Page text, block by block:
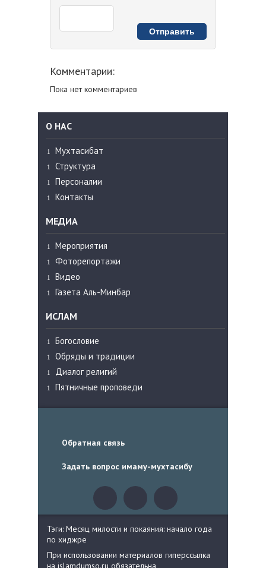
Комментарии:
Пока нет комментариев
О НАС
Мухтасибат
Структура
Персоналии
Контакты
МЕДИА
Мероприятия
Фоторепортажи
Видео
Газета Аль-Минбар
ИСЛАМ
Богословие
Обряды и традиции
Диалог религий
Пятничные проповеди
Обратная связь
Задать вопрос имаму-мухтасибу
Тэги: Месяц милости и покаяния: начало года
по хиджре
При использовании материалов гиперссылка
на islamdumso.ru обязательна